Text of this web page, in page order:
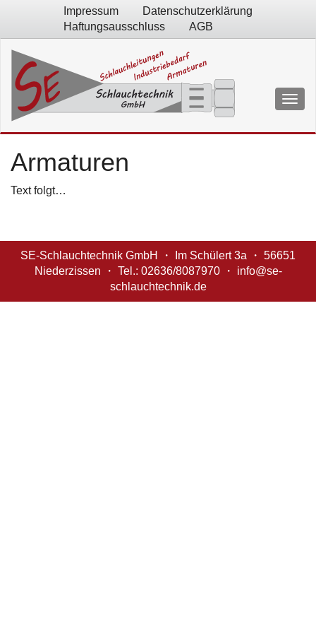
Impressum
Datenschutzerklärung
Haftungsausschluss
AGB
Armaturen
Text folgt…
SE-Schlauchtechnik GmbH ・ Im Schülert 3a ・ 56651
Niederzissen ・ Tel.: 02636/8087970 ・ info@se-
schlauchtechnik.de